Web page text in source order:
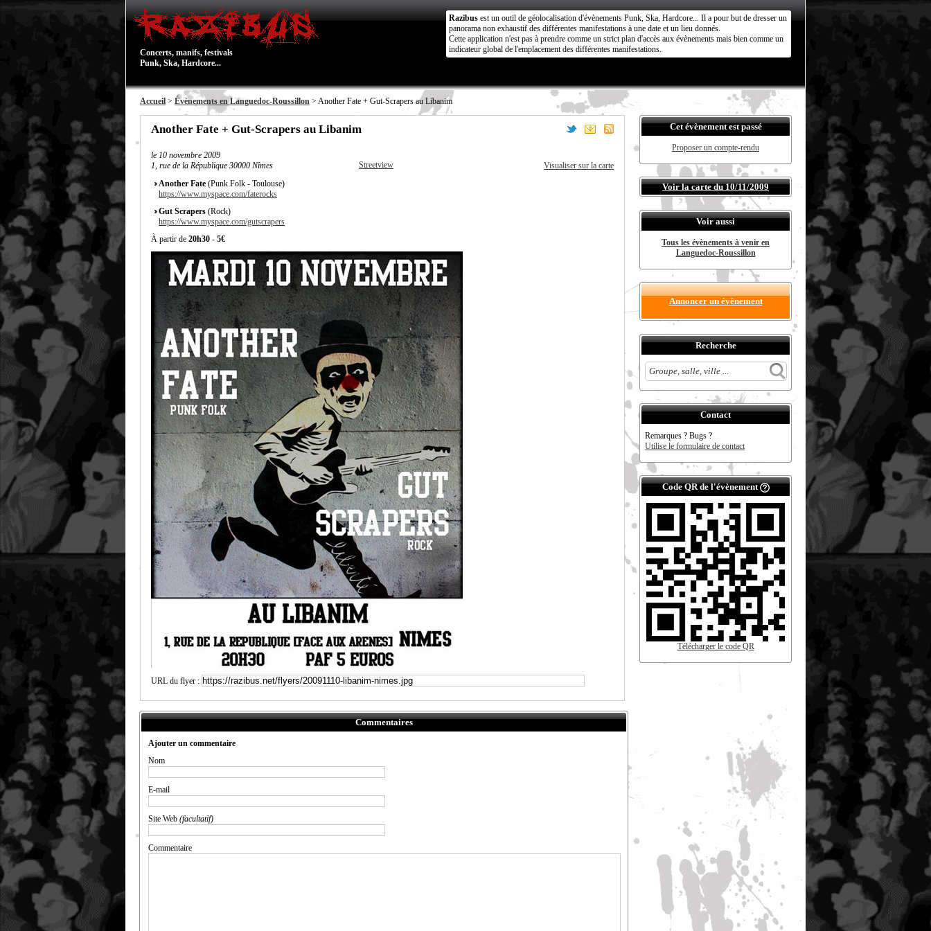
Concerts, manifs, festivals
Punk, Ska, Hardcore...
Razibus est un outil de géolocalisation d'évènements Punk, Ska, Hardcore... Il a pour but de dresser un
panorama non exhaustif des différentes manifestations à une date et un lieu donnés.
Cette application n'est pas à prendre comme un strict plan d'accès aux évènements mais bien comme un
indicateur global de l'emplacement des différentes manifestations.
Accueil > Évènements en Languedoc-Roussillon > Another Fate + Gut-Scrapers au Libanim
Another Fate + Gut-Scrapers au Libanim
le 10 novembre 2009
1, rue de la République 30000 Nîmes
Streetview
Visualiser sur la carte
Another Fate (Punk Folk - Toulouse)
https://www.myspace.com/faterocks
Gut Scrapers (Rock)
https://www.myspace.com/gutscrapers
À partir de 20h30 - 5€
URL du flyer :
Commentaires
Ajouter un commentaire
Nom
E-mail
Site Web (facultatif)
Commentaire
Cet évènement est passé
Proposer un compte-rendu
Voir la carte du 10/11/2009
Voir aussi
Tous les évènements à venir en
Languedoc-Roussillon
Annoncer un évènement
Recherche
Contact
Remarques ? Bugs ?
Utilise le formulaire de contact
Code QR de l'évènement
Télécharger le code QR